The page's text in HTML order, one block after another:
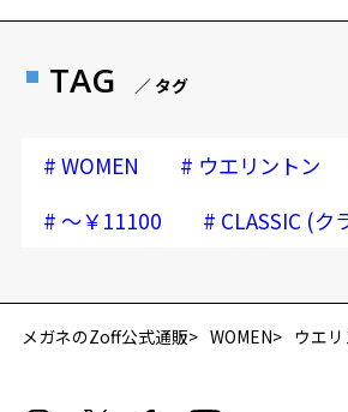
TAG ／ タグ
# WOMEN # ウエリントン
# ～￥11100 # CLASSIC (ク
メガネのZoff公式通販 WOMEN ウエ